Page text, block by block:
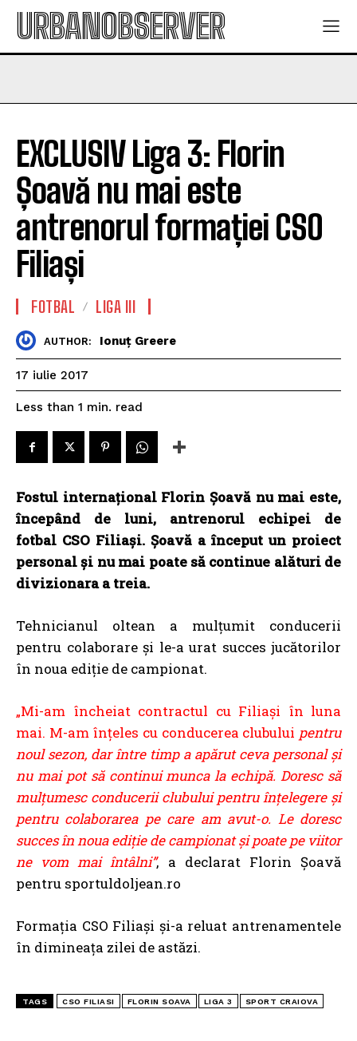
URBANOBSERVER
EXCLUSIV Liga 3: Florin
Șoavă nu mai este
antrenorul formației CSO
Filiași
FOTBAL LIGA III
AUTHOR: Ionuț Greere
17 iulie 2017
Less than 1 min. read
Fostul internațional Florin Șoavă nu mai este,
începând de luni, antrenorul echipei de
fotbal CSO Filiași. Șoavă a început un proiect
personal și nu mai poate să continue alături de
divizionara a treia.
Tehnicianul oltean a mulțumit conducerii
pentru colaborare și le-a urat succes jucătorilor
în noua ediție de campionat.
„Mi-am încheiat contractul cu Filiași în luna
mai. M-am înțeles cu conducerea clubului pentru
noul sezon, dar între timp a apărut ceva personal și
nu mai pot să continui munca laechipă. Doresc să
mulțumesc conducerii clubului pentru înțelegere și
pentru colaborarea pe care am avut-o. Le doresc
succes în noua ediție de campionat și poate pe viitor
ne vom mai întâlni”, a declarat Florin Șoavă
pentru sportuldoljean.ro
Formația CSO Filiași și-a reluat antrenamentele
în dimineața zilei de astăzi.
TAGS CSO FILIASI FLORIN SOAVA LIGA 3 SPORT CRAIOVA